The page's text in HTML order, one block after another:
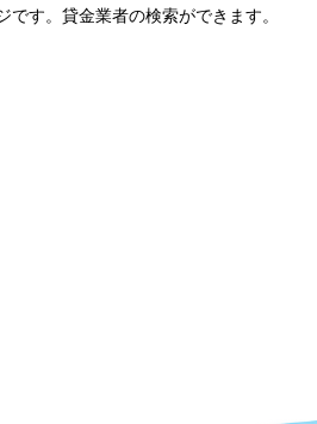
です。貸金業者の検索ができます。